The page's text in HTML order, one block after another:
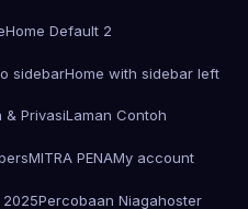
Home Default 2
sidebarHome with sidebar left
& PrivasiLaman Contoh
MITRA PENAMy account
2025Percobaan Niagahoster